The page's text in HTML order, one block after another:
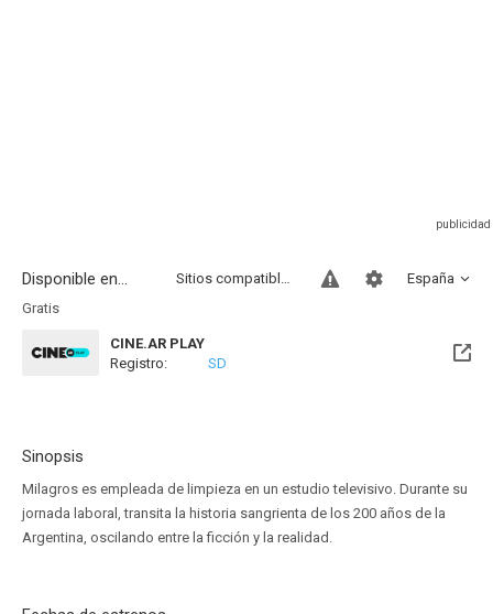
Disponible en... España
Sitios compatibles
Gratis
CINE.AR PLAY
Registro:
SD
Sinopsis
Milagros es empleada de limpieza en un estudio televisivo. Durante su
jornada laboral, transita la historia sangrienta de los 200 años de la
Argentina, oscilando entre la ficción y la realidad.